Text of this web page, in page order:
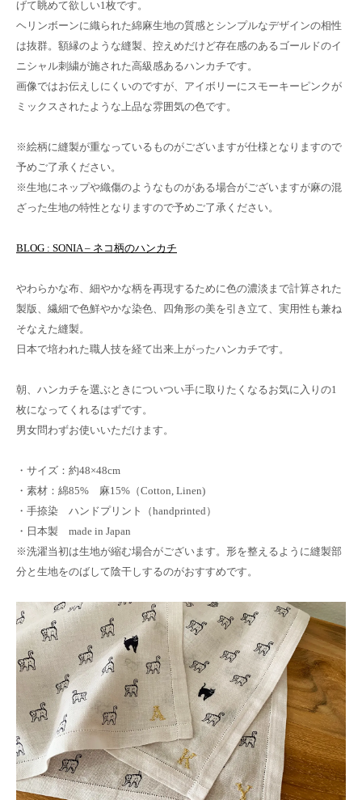
げて眺めて欲しい1枚です。
ヘリンボーンに織られた綿麻生地の質感とシンプルなデザインの相性
は抜群。額縁のような縫製、控えめだけど存在感のあるゴールドのイ
ニシャル刺繍が施された高級感あるハンカチです。
画像ではお伝えしにくいのですが、アイボリーにスモーキーピンクが
ミックスされたような上品な雰囲気の色です。
※絵柄に縫製が重なっているものがございますが仕様となりますので
予めご了承ください。
※生地にネップや織傷のようなものがある場合がございますが麻の混
ざった生地の特性となりますので予めご了承ください。
BLOG : SONIA – ネコ柄のハンカチ
やわらかな布、細やかな柄を再現するために色の濃淡まで計算された
製版、繊細で色鮮やかな染色、四角形の美を引き立て、実用性も兼ね
そなえた縫製。
日本で培われた職人技を経て出来上がったハンカチです。
朝、ハンカチを選ぶときについつい手に取りたくなるお気に入りの1
枚になってくれるはずです。
男女問わずお使いいただけます。
・サイズ：約48×48cm
・素材：綿85% 麻15%（Cotton, Linen)
・手捺染 ハンドプリント（handprinted）
・日本製 made in Japan
※洗濯当初は生地が縮む場合がございます。形を整えるように縫製部
分と生地をのばして陰干しするのがおすすめです。